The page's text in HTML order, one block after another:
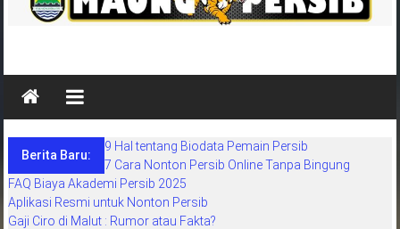
Maung
Persib
situs
berita
khusus
sepakbola
Berita Baru:
9 Hal tentang Biodata Pemain Persib
7 Cara Nonton Persib Online Tanpa Bingung
FAQ Biaya Akademi Persib 2025
Aplikasi Resmi untuk Nonton Persib
Gaji Ciro di Malut : Rumor atau Fakta?